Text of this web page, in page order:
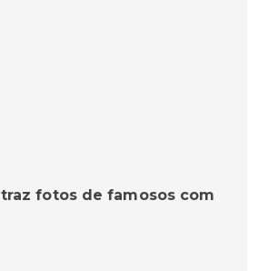
traz fotos de famosos com